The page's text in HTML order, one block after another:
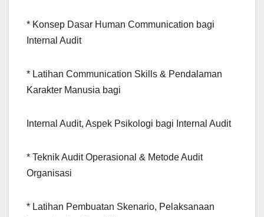
* Konsep Dasar Human Communication bagi
Internal Audit
* Latihan Communication Skills & Pendalaman
Karakter Manusia bagi
Internal Audit, Aspek Psikologi bagi Internal Audit
* Teknik Audit Operasional & Metode Audit
Organisasi
* Latihan Pembuatan Skenario, Pelaksanaan